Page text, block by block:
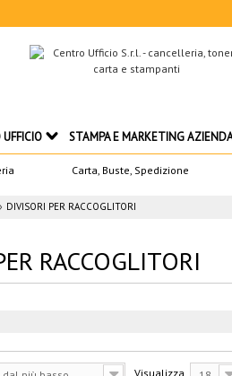
Carta, Buste, Spedizione
STAMPA E MARKETING
DIVISORI PER RACCOGLITORI
RACCOGLITORI
Visualizza